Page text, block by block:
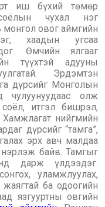
иш бүхий төмөр
чухал нэг
овог аймгийн
хаадын угсаа
Өмчийн ялгааг
түүхтэй адууны
Эрдэмтэн
дүрсийг Монголын
олж
итгэл бишрэл,
нийгмийн
дүрсийг “тамга”,
эрх авч малдаа
нэрлэж байв. Тамгыг
дарж үлдээдэг.
уламжлуулах,
ба одоогийн
язгууртны овгийн